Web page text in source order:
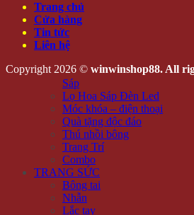
Trang chủ
Cửa hàng
Tin tức
Liên hệ
Copyright 2026 © winwinshop88. All
Sáp
Lọ Hoa Sáp Đèn Led
Móc khóa – điện thoại
Quà tặng độc đáo
Thú nhồi bông
Trang Trí
Combo
TRANG SỨC
Bông tai
Nhẫn
Lắc tay